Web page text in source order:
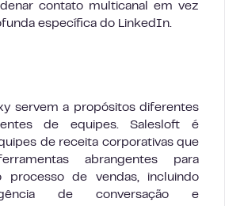
contato multicanal em vez
específica do LinkedIn.
servem a propósitos diferentes
de equipes. Salesloft é
de receita corporativas que
abrangentes para
processo de vendas, incluindo
de conversação e